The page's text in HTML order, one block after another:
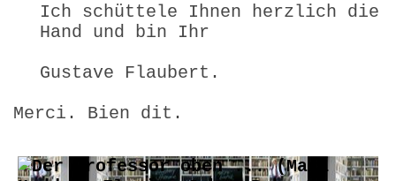
Ich schüttele Ihnen herzlich die
Hand und bin Ihr
Gustave Flaubert.
Merci. Bien dit.